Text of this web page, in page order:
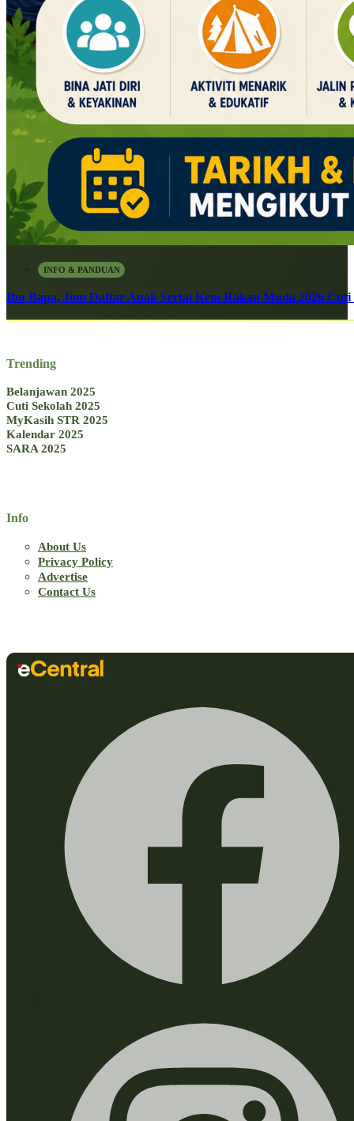
INFO & PANDUAN
Ibu Bapa, Jom Daftar Anak Sertai Kem Rakan Muda 2026
Trending
Belanjawan 2025
Cuti Sekolah 2025
MyKasih STR 2025
Kalendar 2025
SARA 2025
Info
About Us
Privacy Policy
Advertise
Contact Us